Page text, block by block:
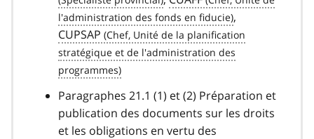
,
CUPSAP
Paragraphes 21.1 (1) et (2) Préparation et
publication des documents sur les droits
et les obligations en vertu des